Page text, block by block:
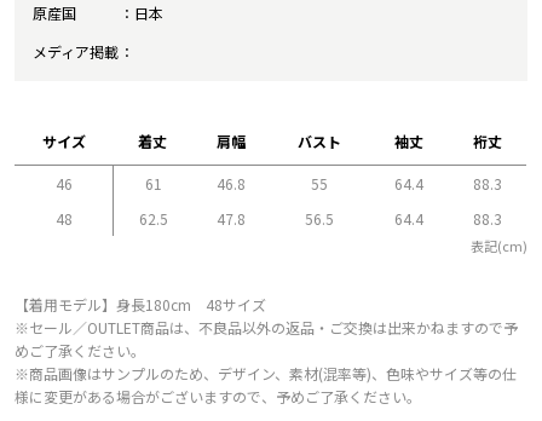
原産国
日本
メディア掲載
サイズ 着丈 肩幅 バスト 袖丈 裄丈
46 61 46.8 55 64.4
88.3
48
62.5 47.8 56.5 64.4 88.3
表記(cm)
【着用モデル】身長180cm 48サイズ
※セール／OUTLET商品は、不良品以外の返品・ご交換は出来かねますので予
めご了承ください。
※商品画像はサンプルのため、デザイン、素材(混率等)、色味やサイズ等の仕
様に変更がある場合がございますので、予めご了承ください。